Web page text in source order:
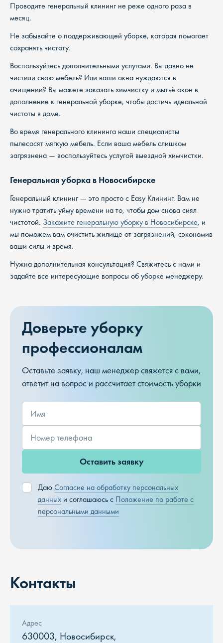
Проводите генеральный клининг не реже одного раза в
месяц.
Не забывайте о поддерживающей уборке, которая помогает
сохранять чистоту.
Воспользуйтесь дополнительными услугами. Вы давно не
чистили свою мебель? Или ваши окна нуждаются в
очищении? Вы можете заказать химчистку и мытьё окон в
дополнение к генеральной уборке, чтобы достичь идеальной
чистоты в доме.
Во время генерального клининга наши специалисты
пылесосят мягкую мебель. Если ваша мебель слишком
загрязнена — воспользуйтесь услугой выездной химчистки.
Генеральная уборка в Новосибирске
Генеральный клининг — это просто с Easy Клининг. Вам не
нужно тратить уйму времени на то, чтобы дом снова сиял
чистотой. Закажите генеральную уборку в Новосибирске, и
мы поможем вам очистить жилище от загрязнений, сэкономив
ваши силы и время.
Нужна дополнительная консультация? Свяжитесь с нами и
задайте все интересующие вопросы об уборке менеджеру.
Доверьте уборку
профессионалам
Оставьте заявку, наш менеджер свяжется с вами,
ответит на вопрос и рассчитает стоимость уборки
Оставить заявку
ДаюСогласие на обработку персональных
данных и соглашаюсь с Положение по работе с
персональными данными
Контакты
Адрес
630003, Новосибирск,